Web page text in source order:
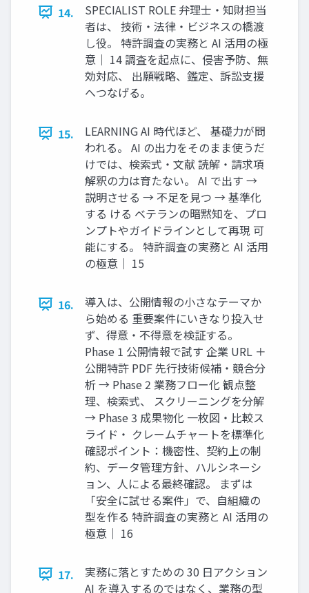
14.
SPECIALIST ROLE 弁理士・知財担当
者は、 技術・法律・ビジネスの橋渡
し役。 特許調査の実務と AI 活用の極
意｜ 14 調査を起点に、侵害予防、無
効対応、 出願戦略、鑑定、訴訟支援
へつなげる。
15.
LEARNING AI 時代ほど、 基礎力が問
われる。 AI の出力をそのまま使うだ
けでは、検索式・文献 読解・請求項
解釈の力は育たない。 AI で出す →
説明させる → 不足を見つ → 基準化
する ける ベテランの暗黙知を、プロ
ンプトやガイドラインとして再現 可
能にする。 特許調査の実務と AI 活用
の極意｜ 15
16.
導入は、公開情報の小さなテーマか
ら始める 重要案件にいきなり投入せ
ず、得意・不得意を検証する。
Phase 1 公開情報で試す 企業 URL ＋
公開特許 PDF 先行技術候補・競合分
析 → Phase 2 業務フロー化 観点整
理、検索式、 スクリーニングを分解
→ Phase 3 成果物化 一枚図・比較ス
ライド・ クレームチャートを標準化
確認ポイント：機密性、契約上の制
約、データ管理方針、ハルシネーシ
ョン、人による最終確認。 まずは
「安全に試せる案件」で、自組織の
型を作る 特許調査の実務と AI 活用の
極意｜ 16
17.
実務に落とすための 30 日アクション
AI を導入するのではなく、業務の型